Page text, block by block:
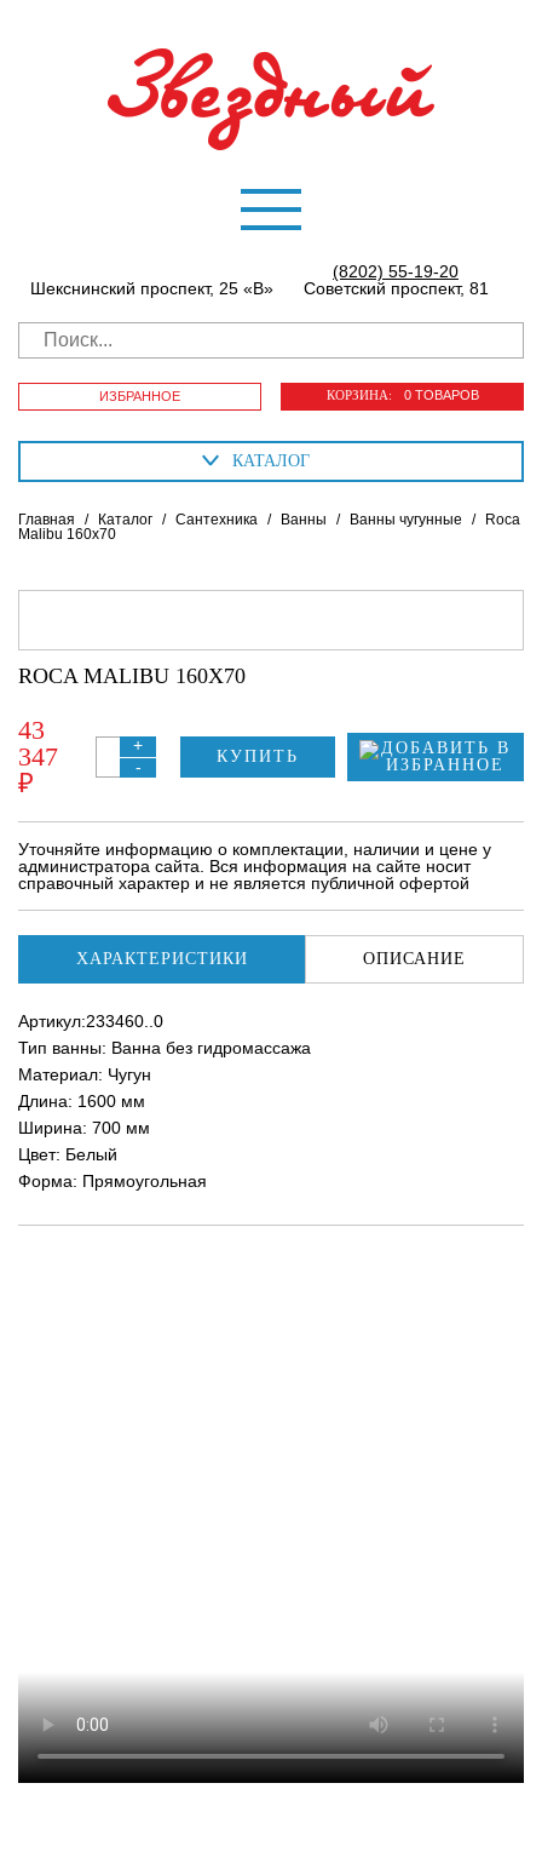
Шекснинский проспект, 25 «В»
(8202) 55-19-20
Советский проспект, 81
ИЗБРАННОЕ КОРЗИНА: 0 ТОВАРОВ
КАТАЛОГ
Главная / Каталог / Сантехника / Ванны / Ванны чугунные /
Roca
Malibu 160х70
ROCA MALIBU 160Х70
43
347
₽
+
-
КУПИТЬ
Уточняйте информацию о комплектации, наличии и цене у
администратора сайта. Вся информация на сайте носит
справочный характер и не является публичной офертой
ХАРАКТЕРИСТИКИ ОПИСАНИЕ
Артикул:233460..0
Тип ванны: Ванна без гидромассажа
Материал: Чугун
Длина: 1600 мм
Ширина: 700 мм
Цвет: Белый
Форма: Прямоугольная